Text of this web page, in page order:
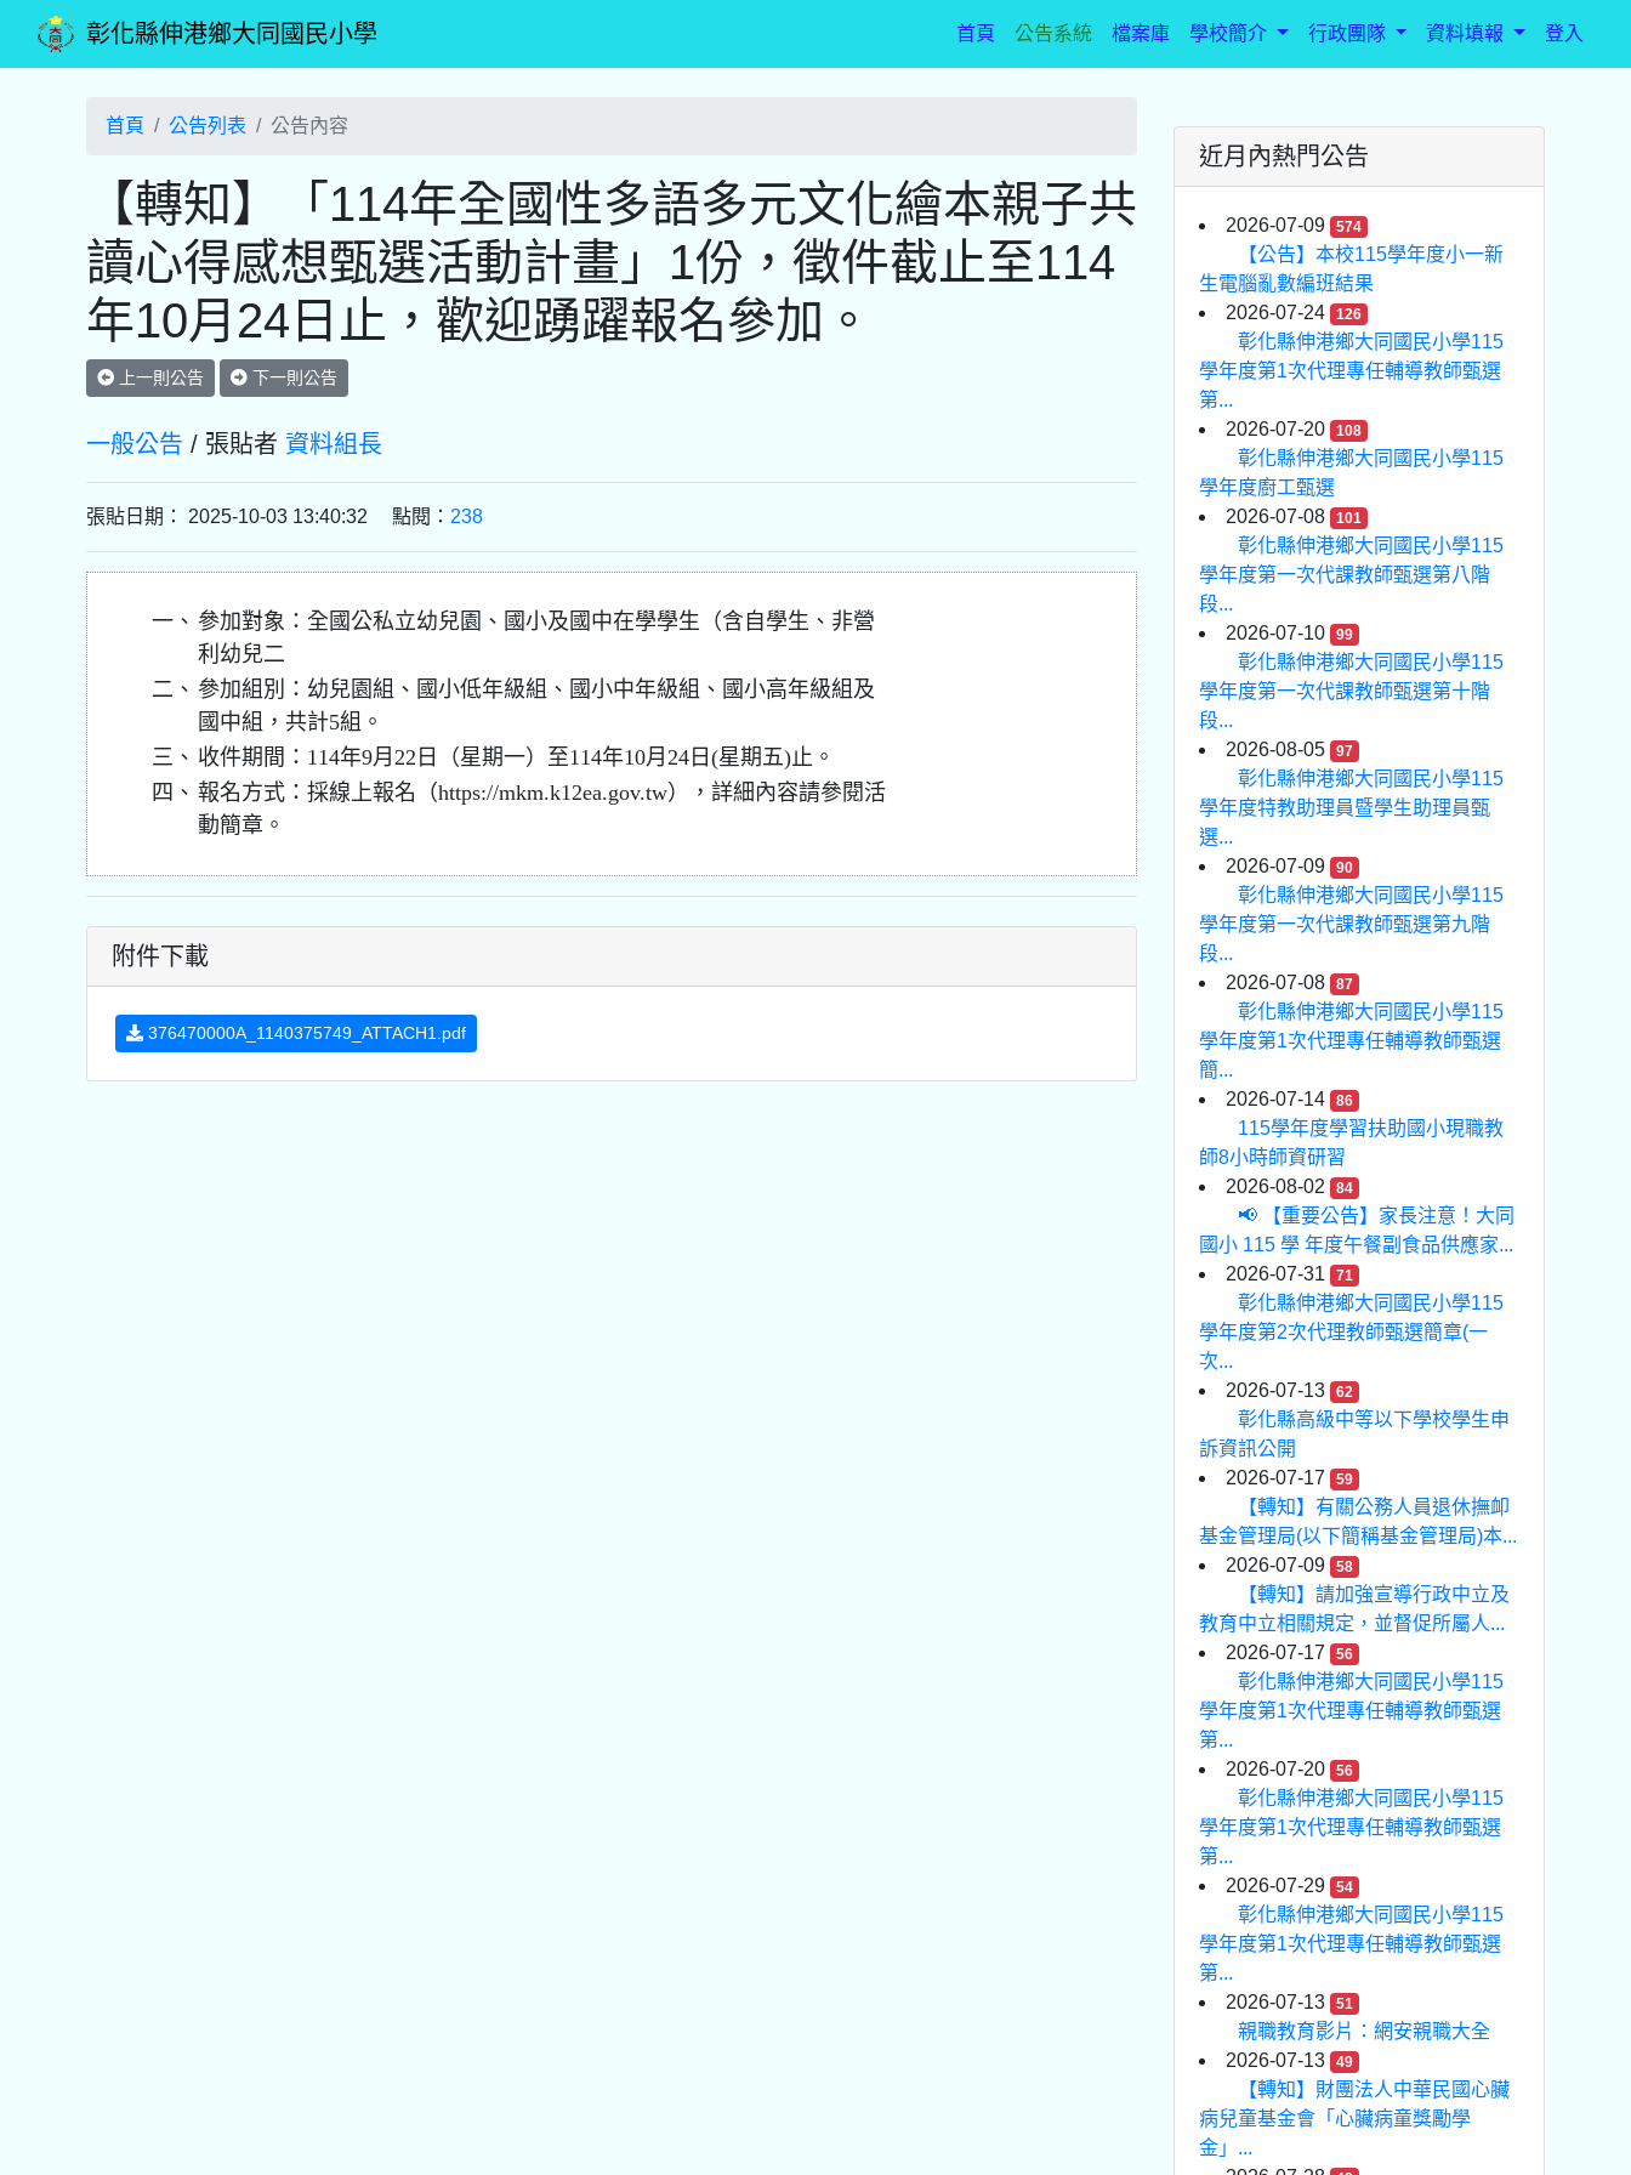
彰化縣伸港鄉大同國民小學 首頁(current)
公告系統 檔案庫 學校簡介 行政團隊 資料填報 登入
首頁 公告列表 公告內容
【轉知】「114年全國性多語多元文化繪本親子共
讀心得感想甄選活動計畫」1份，徵件截止至114
年10月24日止，歡迎踴躍報名參加。
上一則公告 下一則公告
一般公告 / 張貼者 資料組長
張貼日期： 2025-10-03 13:40:32 點閱： 238
一、 參加對象：全國公私立幼兒園、國小及國中在學學生（含自學生、非營
利幼兒二
二、 參加組別：幼兒園組、國小低年級組、國小中年級組、國小高年級組及
國中組，共計5組。
三、 收件期間：114年9月22日（星期一）至114年10月24日(星期五)止。
四、 報名方式：採線上報名（https://mkm.k12ea.gov.tw），詳細內容請參閱活
動簡章。
附件下載
376470000A_1140375749_ATTACH1.pdf
近月內熱門公告
2026-07-09 574
【公告】本校115學年度小一新
生電腦亂數編班結果
2026-07-24
126
彰化縣伸港鄉大同國民小學115
學年度第1次代理專任輔導教師甄選
第...
2026-07-20
108
彰化縣伸港鄉大同國民小學115
學年度廚工甄選
2026-07-08
101
彰化縣伸港鄉大同國民小學115
學年度第一次代課教師甄選第八階
段...
2026-07-10
99
彰化縣伸港鄉大同國民小學115
學年度第一次代課教師甄選第十階
段...
2026-08-05
97
彰化縣伸港鄉大同國民小學115
學年度特教助理員暨學生助理員甄
選...
2026-07-09
90
彰化縣伸港鄉大同國民小學115
學年度第一次代課教師甄選第九階
段...
2026-07-08
87
彰化縣伸港鄉大同國民小學115
學年度第1次代理專任輔導教師甄選
簡...
2026-07-14
86
115學年度學習扶助國小現職教
師8小時師資研習
2026-08-02
84
📢 【重要公告】家長注意！大同
國小 115 學 年度午餐副食品供應家...
2026-07-31
71
彰化縣伸港鄉大同國民小學115
學年度第2次代理教師甄選簡章(一
次...
2026-07-13
62
彰化縣高級中等以下學校學生申
訴資訊公開
2026-07-17
59
【轉知】有關公務人員退休撫卹
基金管理局(以下簡稱基金管理局)本...
2026-07-09
58
【轉知】請加強宣導行政中立及
教育中立相關規定，並督促所屬人...
2026-07-17
56
彰化縣伸港鄉大同國民小學115
學年度第1次代理專任輔導教師甄選
第...
2026-07-20
56
彰化縣伸港鄉大同國民小學115
學年度第1次代理專任輔導教師甄選
第...
2026-07-29
54
彰化縣伸港鄉大同國民小學115
學年度第1次代理專任輔導教師甄選
第...
2026-07-13
51
親職教育影片：網安親職大全
2026-07-13
49
【轉知】財團法人中華民國心臟
病兒童基金會「心臟病童獎勵學
金」...